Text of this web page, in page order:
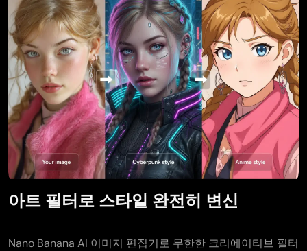
아트 필터로 스타일 완전히 변신
Nano Banana AI 이미지 편집기로 무한한 크리에이티브 필터